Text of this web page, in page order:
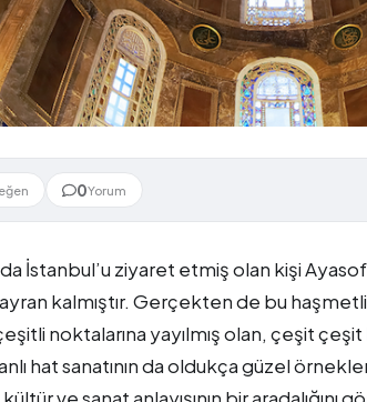
0Yorum
İstanbul’u ziyaret etmiş olan kişi
kalmıştır. Gerçekten de bu haşmetli
noktalarına yayılmış olan, çeşit
hat sanatının da oldukça güzel